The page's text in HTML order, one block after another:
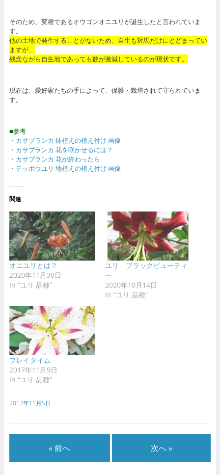
そのため、変種であるオウゴンオニユリが誕生したと言われていま
す。
他の土地で発生することがないため、自生も対馬だけにとどまってい
ますが、
残念ながら自生地であっても数が激減しているのが現状です。
現在は、愛好家たちの手によって、保護・栽培されて守られていま
す。
■参考
・カサブランカ 鉢植えの植え付け 画像
・カサブランカ 花を咲かせるには？
・カサブランカ 花が終わったら
・テッポウユリ 地植えの植え付け 画像
関連
オニユリとは？
2020年11月30日
In “ユリ 品種”
ユリ ブラックビューティ
ー
2020年10月14日
In “ユリ 品種”
プレイタイム
2017年11月9日
In “ユリ 品種”
2017年11月5日
« 前へ 次へ »